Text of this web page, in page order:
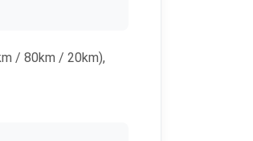
/ 80km / 20km),